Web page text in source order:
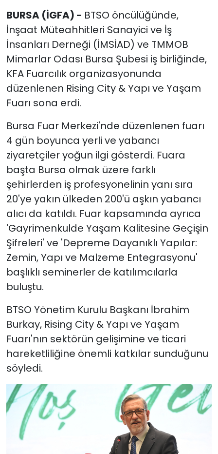
BURSA (İGFA) - BTSO öncülüğünde,
İnşaat Müteahhitleri Sanayici ve İş
İnsanları Derneği (İMSİAD) ve TMMOB
Mimarlar Odası Bursa Şubesi iş birliğinde,
KFA Fuarcılık organizasyonunda
düzenlenen Rising City & Yapı ve Yaşam
Fuarı sona erdi.
Bursa Fuar Merkezi'nde düzenlenen fuarı
4 gün boyunca yerli ve yabancı
ziyaretçiler yoğun ilgi gösterdi. Fuara
başta Bursa olmak üzere farklı
şehirlerden iş profesyonelinin yanı sıra
20'ye yakın ülkeden 200'ü aşkın yabancı
alıcı da katıldı. Fuar kapsamında ayrıca
'Gayrimenkulde Yaşam Kalitesine Geçişin
Şifreleri' ve 'Depreme Dayanıklı Yapılar:
Zemin, Yapı ve Malzeme Entegrasyonu'
başlıklı seminerler de katılımcılarla
buluştu.
BTSO Yönetim Kurulu Başkanı İbrahim
Burkay, Rising City & Yapı ve Yaşam
Fuarı'nın sektörün gelişimine ve ticari
hareketliliğine önemli katkılar sunduğunu
söyledi.